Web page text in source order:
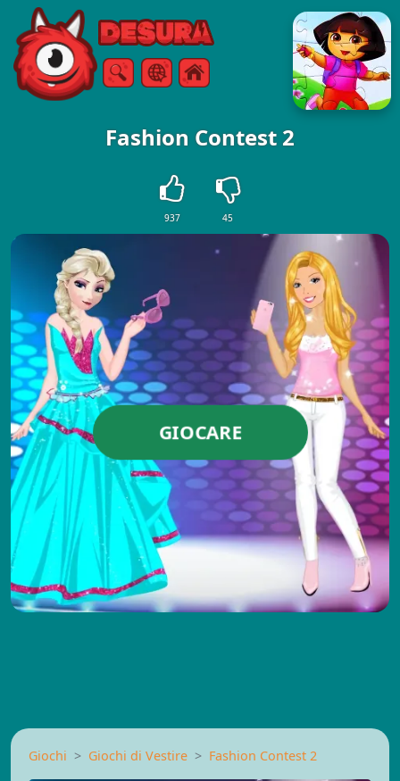
Free Online Games
RicercaMenù
Fashion Contest 2
937 45
GIOCARE
Giochi Giochi di Vestire Fashion Contest 2